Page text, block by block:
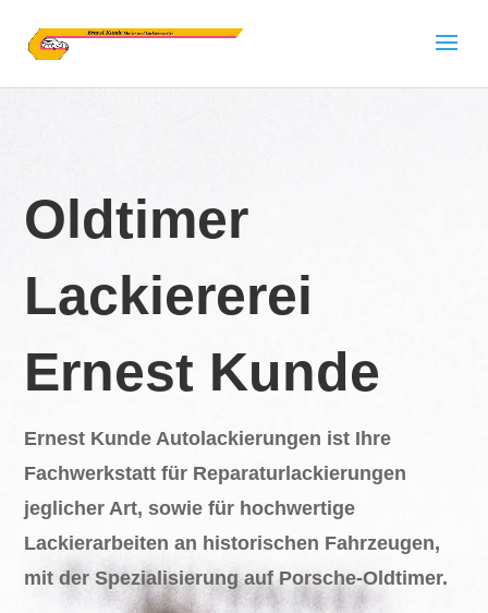
Oldtimer
Lackiererei
Ernest Kunde
Ernest Kunde Autolackierungen ist Ihre
Fachwerkstatt für Reparaturlackierungen
jeglicher Art, sowie für hochwertige
Lackierarbeiten an historischen Fahrzeugen,
mit der Spezialisierung auf Porsche-Oldtimer.